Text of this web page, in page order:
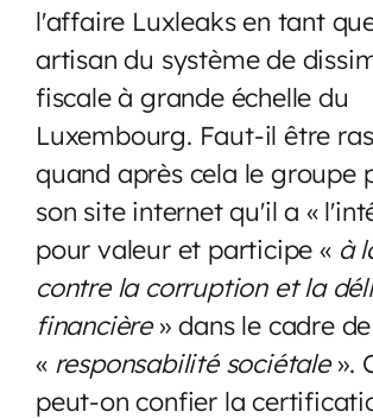
l'affaire Luxleaks en tant
artisan du système de
fiscale à grande échelle du
Luxembourg. Faut-il être
quand après cela le groupe
son site internet qu'il a «
pour valeur et participe « à
contre la corruption et la
financière» dans le cadre
« responsabilité sociétale».
peut-on confier la